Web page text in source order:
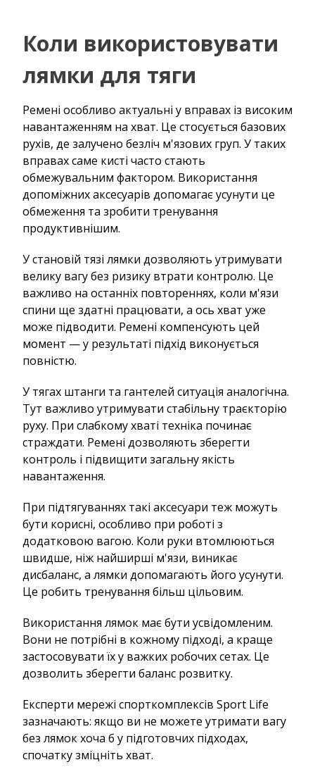
Коли використовувати
лямки для тяги
Ремені особливо актуальні у вправах із високим
навантаженням на хват. Це стосується базових
рухів, де залучено безліч м'язових груп. У таких
вправах саме кисті часто стають
обмежувальним фактором. Використання
допоміжних аксесуарів допомагає усунути це
обмеження та зробити тренування
продуктивнішим.
У становій тязі лямки дозволяють утримувати
велику вагу без ризику втрати контролю. Це
важливо на останніх повтореннях, коли м'язи
спини ще здатні працювати, а ось хват уже
може підводити. Ремені компенсують цей
момент — у результаті підхід виконується
повністю.
У тягах штанги та гантелей ситуація аналогічна.
Тут важливо утримувати стабільну траєкторію
руху. При слабкому хваті техніка починає
страждати. Ремені дозволяють зберегти
контроль і підвищити загальну якість
навантаження.
При підтягуваннях такі аксесуари теж можуть
бути корисні, особливо при роботі з
додатковою вагою. Коли руки втомлюються
швидше, ніж найширші м'язи, виникає
дисбаланс, а лямки допомагають його усунути.
Це робить тренування більш цільовим.
Використання лямок має бути усвідомленим.
Вони не потрібні в кожному підході, а краще
застосовувати їх у важких робочих сетах. Це
дозволить зберегти баланс розвитку.
Експерти мережі спорткомплексів Sport Life
зазначають: якщо ви не можете утримати вагу
без лямок хоча б у підготовчих підходах,
спочатку зміцніть хват.